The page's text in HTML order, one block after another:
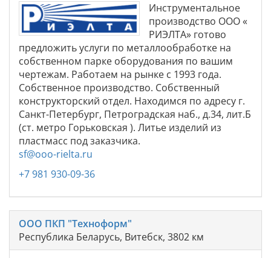
Инструментальное
производство ООО «
РИЭЛТА» готово
предложить услуги по металлообработке на
собственном парке оборудования по вашим
чертежам. Работаем на рынке с 1993 года.
Собственное производство. Собственный
конструкторский отдел. Находимся по адресу г.
Санкт-Петербург, Петроградская наб., д.34, лит.Б
(ст. метро Горьковская ). Литье изделий из
пластмасс под заказчика.
sf@ooo-rielta.ru
+7 981 930-09-36
ООО ПКП "Техноформ"
Республика Беларусь, Витебск, 3802 км